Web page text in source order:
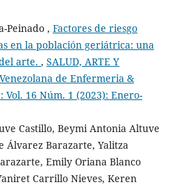
Peinado , Factores de riesgo
en la población geriátrica: una
arte. , SALUD, ARTE Y
de Enfermeria &
Vol. 16 Núm. 1 (2023): Enero-
Castillo, Beymi Antonia Altuve
Álvarez Barazarte, Yalitza
Emily Oriana Blanco
Carrillo Nieves, Keren